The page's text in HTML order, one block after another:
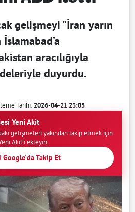
gelişmeyi "İran yarın
aracılığıyla
duyurdu.
Tarihi:2026-04-21 23:05
Yeni Akit
gelişmeleri yakından takip etmek için
Akit'i ekleyin.
Google'da Takip Et